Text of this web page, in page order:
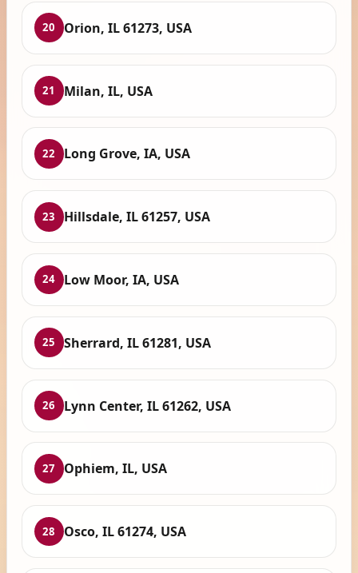
20 Orion, IL 61273, USA
21 Milan, IL, USA
22 Long Grove, IA, USA
23 Hillsdale, IL 61257, USA
24 Low Moor, IA, USA
25 Sherrard, IL 61281, USA
26 Lynn Center, IL 61262, USA
27 Ophiem, IL, USA
28 Osco, IL 61274, USA